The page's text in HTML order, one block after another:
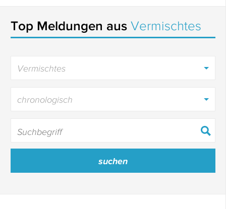
Top Meldungen aus Vermischtes
Vermischtes
chronologisch